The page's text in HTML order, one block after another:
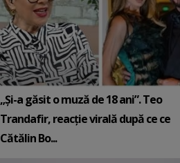
„Și-a găsit o muză de 18 ani”. Teo
Trandafir, reacție virală după ce ce
Cătălin Bo...